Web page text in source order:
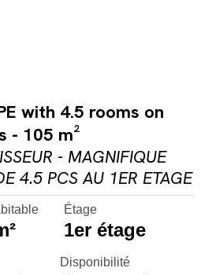
with 4.5 rooms on
- 105 m²
- MAGNIFIQUE
4.5 PCS AU 1ER ETAGE
Étage
1er étage
Disponibilité